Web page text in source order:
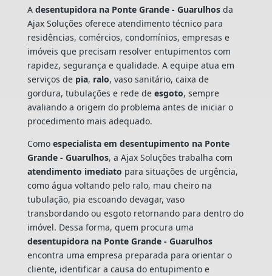
A desentupidora na Ponte Grande - Guarulhosda
Ajax Soluções oferece atendimento técnico para
residências, comércios, condomínios, empresas e
imóveis que precisam resolver entupimentos com
rapidez, segurança e qualidade. A equipe atua em
serviços de pia, ralo, vaso sanitário, caixa de
gordura, tubulações e rede de esgoto, sempre
avaliando a origem do problema antes de iniciar o
procedimento mais adequado.
Como especialista em desentupimento na Ponte
Grande - Guarulhos, a Ajax Soluções trabalha com
atendimento imediato para situações de urgência,
como água voltando pelo ralo, mau cheiro na
tubulação, pia escoando devagar, vaso
transbordando ou esgoto retornando para dentro do
imóvel. Dessa forma, quem procura uma
desentupidora na Ponte Grande - Guarulhos
encontra uma empresa preparada para orientar o
cliente, identificar a causa do entupimento e